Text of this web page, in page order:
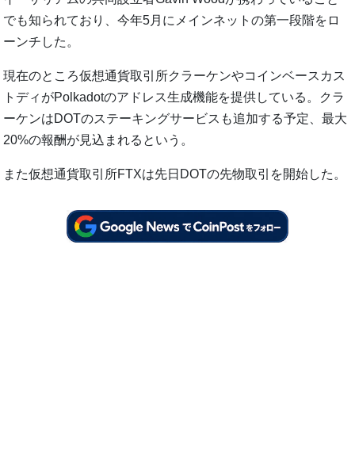
でも知られており、今年5月にメインネットの第一段階をロ
ーンチした。
現在のところ仮想通貨取引所クラーケンやコインベースカス
トディがPolkadotのアドレス生成機能を提供している。クラ
ーケンはDOTのステーキングサービスも追加する予定、最大
20%の報酬が見込まれるという。
また仮想通貨取引所FTXは先日DOTの先物取引を開始した。